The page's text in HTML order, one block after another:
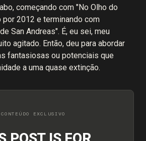
começando com "No Olho do
por 2012 e terminando com
San Andreas". É, eu sei, meu
agitado. Então, deu para abordar
fantasiosas ou potenciais que
a uma quase extinção.